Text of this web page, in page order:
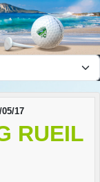
17
RUEIL